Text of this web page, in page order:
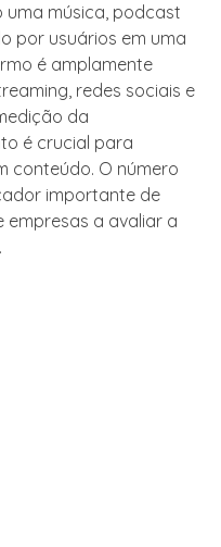
uma música, podcast
por usuários em uma
é amplamente
redes sociais e
da
é crucial para
conteúdo. O número
importante de
empresas a avaliar a